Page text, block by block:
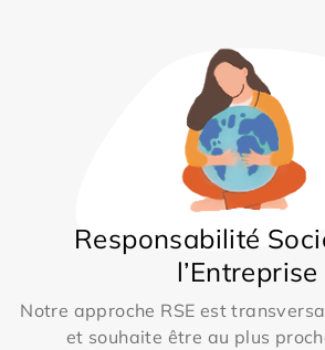
Responsabilité
l’Entreprise
Notre approche RSE est
et souhaite être au plus